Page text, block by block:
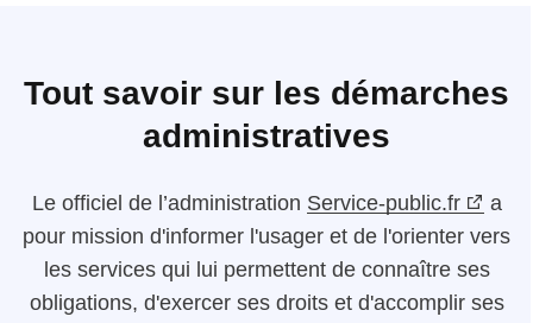
Tout savoir sur les démarches
administratives
Le officiel de l’administration Service-public.fr
a
pour mission d'informer l'usager et de l'orienter vers
les services qui lui permettent de connaître ses
obligations, d'exercer ses droits et d'accomplir ses